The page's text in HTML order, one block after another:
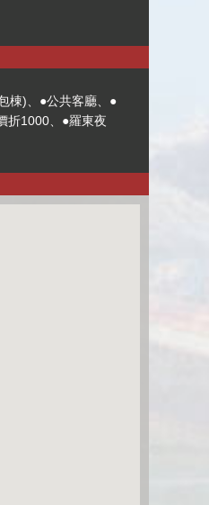
棟)、●公共客廳、●
折1000、●羅東夜